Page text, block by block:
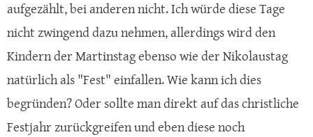
aufgezählt, bei anderen nicht. Ich würde diese Tage
nicht zwingend dazu nehmen, allerdings wird den
Kindern der Martinstag ebenso wie der Nikolaustag
natürlich als "Fest" einfallen. Wie kann ich dies
begründen? Oder sollte man direkt auf das christliche
Festjahr zurückgreifen und eben diese noch